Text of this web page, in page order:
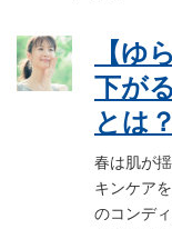
【ゆ
下が
とは？
春は肌が
キンケア
のコンデ